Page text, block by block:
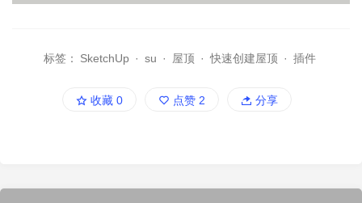
标签： SketchUp · su · 屋顶 · 快速创建屋顶 · 插件
收藏 0 点赞 2 分享